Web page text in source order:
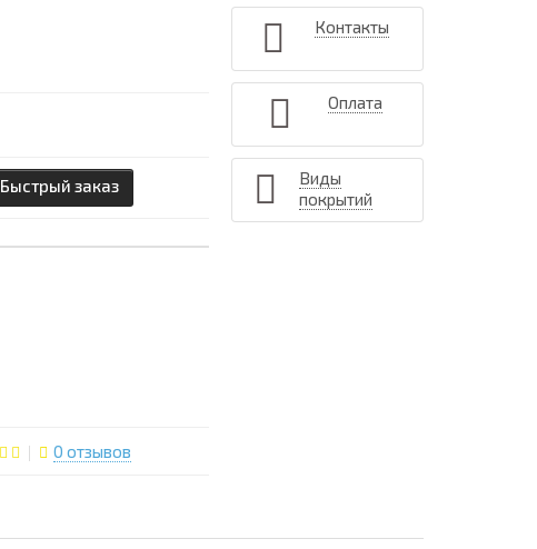
Быстрый заказ
0 отзывов
Контакты
Оплата
Виды
покрытий